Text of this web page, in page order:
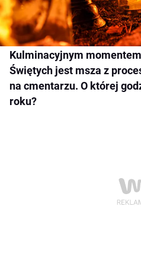
Kulminacyjnym
Świętych jest msza z
na cmentarzu. O której
roku?